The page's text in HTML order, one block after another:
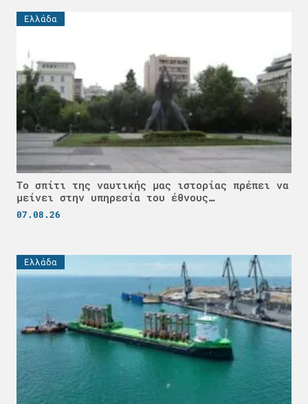
Ελλάδα
Το σπίτι της ναυτικής μας ιστορίας πρέπει να
μείνει στην υπηρεσία του έθνους…
07.08.26
Ελλάδα